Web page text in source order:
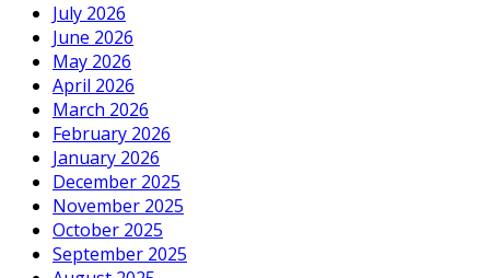
July 2026
June 2026
May 2026
April 2026
March 2026
February 2026
January 2026
December 2025
November 2025
October 2025
September 2025